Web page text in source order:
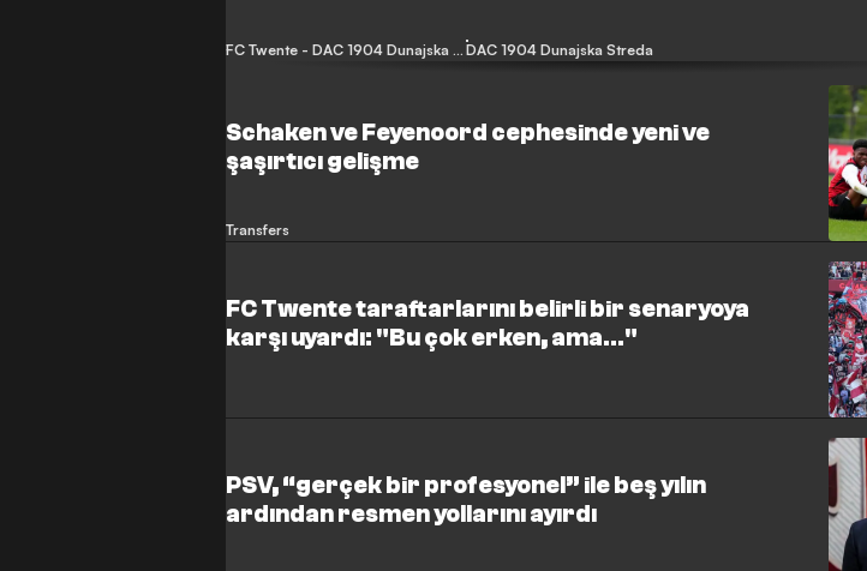
FC Twente - DAC 1904 Dunajska Streda DAC 1904 Dunajska Streda
Schaken ve Feyenoord cephesinde yeni ve
şaşırtıcı gelişme
Transfers
FC Twente taraftarlarını belirli bir senaryoya
karşı uyardı: "Bu çok erken, ama..."
PSV, “gerçek bir profesyonel” ile beş yılın
ardından resmen yollarını ayırdı